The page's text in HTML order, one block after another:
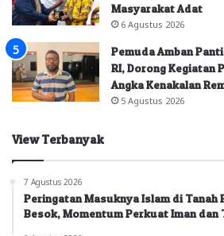
Masyarakat Adat
6 Agustus 2026
Pemuda Amban
RI, Dorong Kegiatan
Angka Kenakalan
5 Agustus 2026
View Terbanyak
7 Agustus 2026
Peringatan Masuknya Islam di Tanah
Besok, Momentum Perkuat Iman dan